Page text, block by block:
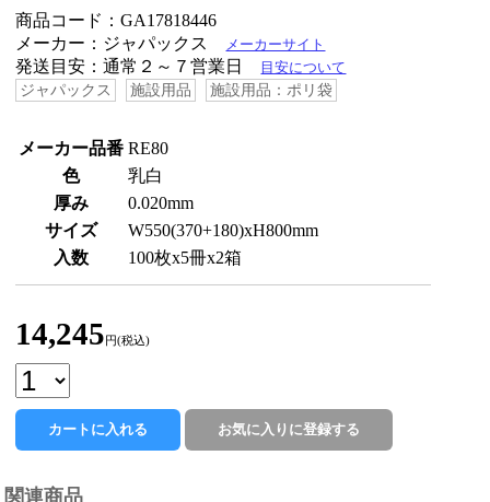
商品コード：GA17818446
メーカー：ジャパックス
メーカーサイト
発送目安：通常２～７営業日 目安について
ジャパックス 施設用品 施設用品：ポリ袋
メーカー品番 RE80
色
乳白
厚み
0.020mm
サイズ
W550(370+180)xH800mm
入数
100枚x5冊x2箱
14,245 円(税込)
関連商品